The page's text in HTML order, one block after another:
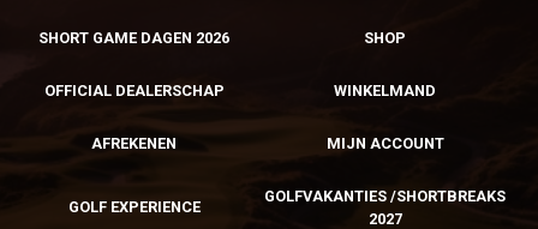
SHORT GAME DAGEN 2026 SHOP
OFFICIAL DEALERSCHAP WINKELMAND
AFREKENEN MIJN ACCOUNT
GOLF EXPERIENCE
GOLFVAKANTIES /SHORTBREAKS
2027